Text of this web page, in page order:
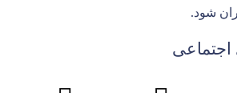
شود.